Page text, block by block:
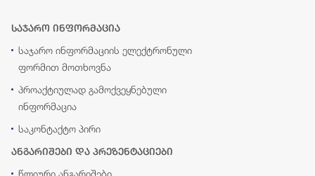
საჯარო ინფორმაცია
საჯარო ინფორმაციის ელექტრონული
ფორმით მოთხოვნა
პროაქტიულად გამოქვეყნებული
ინფორმაცია
საკონტაქტო პირი
ანგარიშები და პრეზენტაციები